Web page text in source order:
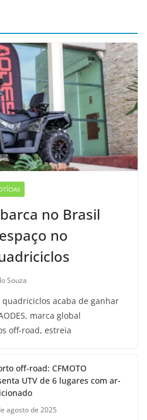
no Brasil
no
Souza
acaba de ganhar
marca global
off-road, estreia
off-road: CFMOTO
UTV de 6 lugares com ar-
agosto de 2025